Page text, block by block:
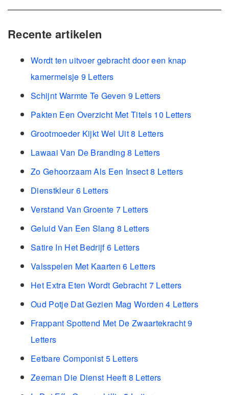
Recente artikelen
Wordt ten uitvoer gebracht door een knap
kamermeisje 9 Letters
Schijnt Warmte Te Geven 9 Letters
Pakten Een Overzicht Met Titels 10 Letters
Grootmoeder Kijkt Wel Uit 8 Letters
Lawaai Van De Branding 8 Letters
Zo Gehoorzaam Als Een Insect 8 Letters
Dienstkleur 6 Letters
Verstand Van Groente 7 Letters
Geluid Van Een Slang 8 Letters
Satire In Het Bedrijf 6 Letters
Valsspelen Met Kaarten 6 Letters
Het Extra Eten Wordt Gebracht 7 Letters
Oud Potje Dat Gezien Mag Worden 4 Letters
Frappant Spottend Met De Zwaartekracht 9
Letters
Eetbare Componist 5 Letters
Zeeman Die Dienst Heeft 8 Letters